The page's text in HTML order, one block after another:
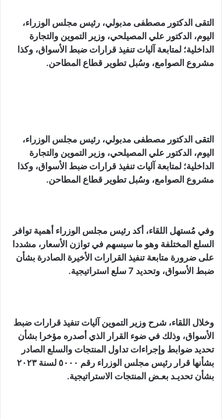
التقى الدكتور مصطفى مدبولي، رئيس مجلس الوزراء،
اليوم، الدكتور علي المصيلحي، وزير التموين والتجارة
الداخلية؛ لمتابعة آليات تنفيذ قرارات ضبط الأسواق، وكذا
مشروع الصوامع، وسُبل تطوير قطاع المطاحن.
التقى الدكتور مصطفى مدبولي، رئيس مجلس الوزراء،
اليوم، الدكتور علي المصيلحي، وزير التموين والتجارة
الداخلية؛ لمتابعة آليات تنفيذ قرارات ضبط الأسواق، وكذا
مشروع الصوامع، وسُبل تطوير قطاع المطاحن.
وفي مُستهل اللقاء، أكد رئيس مجلس الوزراء أهمية توافر
السلع المختلفة وهو ما سيسهم في توازن الأسعار، مشددا
على ضرورة متابعة تنفيذ القرارات الأخيرة الصادرة بشأن
ضبط الأسواق، وتحديد 7 سلع استراتيجية.
وخلال اللقاء، شرح وزير التموين آليات تنفيذ قرارات ضبط
الأسواق، وذلك في ضوء القرار الذي أصدره مؤخرا بشأن
تحديد ضوابط وإجراءات تداول المنتجات والسلع الصادر
بشأنها قرار رئيس مجلس الوزراء رقم ٥٠٠٠ لسنة ٢٠٢٣
بشأن تحديـد بعـض المنتجات الاستراتيجية.